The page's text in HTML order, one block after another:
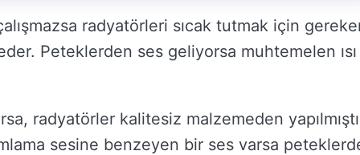
radyatörleri sıcak tutmak için
Peteklerden ses geliyorsa muhtemelen ısı
radyatörler kalitesiz malzemeden
sesine benzeyen bir ses varsa